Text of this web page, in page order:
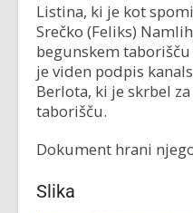
Listina, ki je kot
Srečko (Feliks)
begunskem
je viden podpis
Berlota, ki je skrbel
taborišču.
Dokument hrani
Slika